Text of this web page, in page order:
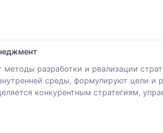
методы разработки и реализации
среды, формулируют цели и
конкурентным стратегиям,